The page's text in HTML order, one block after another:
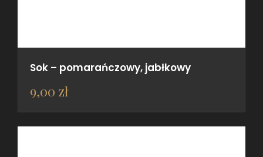
Sok – pomarańczowy, jabłkowy
9,00 zł